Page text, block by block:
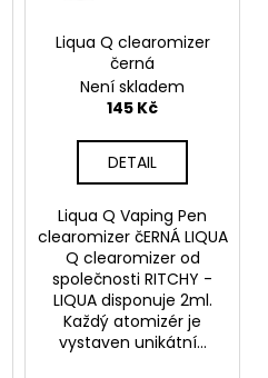
Liqua Q clearomizer
černá
Není skladem
145 Kč
DETAIL
Liqua Q Vaping Pen
clearomizer čERNÁ LIQUA
Q clearomizer od
společnosti RITCHY -
LIQUA disponuje 2ml.
Každý atomizér je
vystaven unikátní...